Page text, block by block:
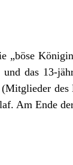
„böse
das 13-
des
Am Ende